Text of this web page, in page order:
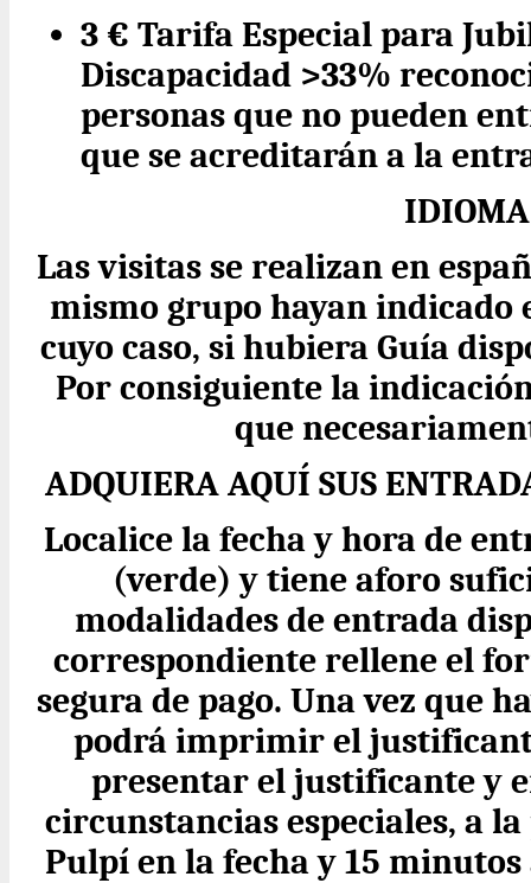
3 € Tarifa Especial para
Discapacidad >33%
personas que no pueden
que se acreditarán a la
Las visitas se realizan en
mismo grupo hayan indicado
cuyo caso, si hubiera Guía
Por consiguiente la
que
ADQUIERA AQUÍ SUS
Localice la fecha y hora de
(verde) y tiene aforo
modalidades de entrada
correspondiente rellene el
segura de pago. Una vez que
podrá imprimir el
presentar el justificante y
circunstancias especiales, a
Pulpí en la fecha y 15